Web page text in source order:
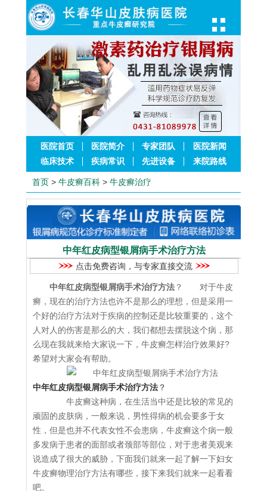
医院首页 医院简介 专家团队
医院新闻
临床技术
疾病常识 先进设备 来院路线
首页 > 牛皮癣百科 > 牛皮癣治疗
中年红皮病型银屑病手术治疗方法
点击免费咨询，与专家直接交流
中年红皮病型银屑病手术治疗方法 ？ 对于牛皮
癣，现在的治疗方法也许不是那么的理想，但是采用一
个好的治疗方法对于疾病的控制还是比较重要的，这个
人对人的伤害是那么的大，我们都想去摆脱这个病，那
么现在我就来给大家说一下，牛皮癣怎样治疗效果好?
希望对大家会有帮助。
中年红皮病型银屑病手术治疗方法 ？
牛皮癣这种病，在生活当中还是比较的常见的
顽固的皮肤病，一般来说，男性得病的机会要多于女
性，但是也并不代表女性不会患病，牛皮癣这个病一般
多发病于患者的面部或者颈部等部位，对于患者美观来
说造成了很大的威胁，下面我们就来一起了解一下妇女
牛皮癣物理治疗方法有哪些，接下来我们就来一起看看
吧。